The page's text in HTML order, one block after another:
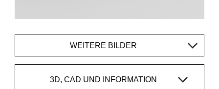
WEITERE BILDER
3D, CAD UND INFORMATION